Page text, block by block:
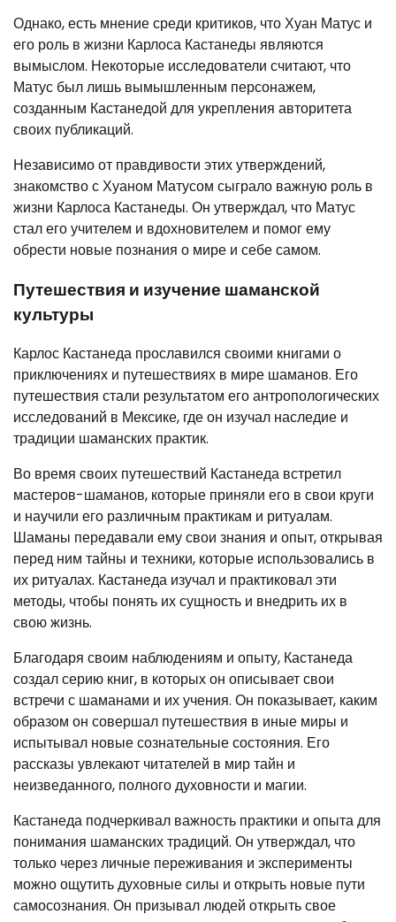
Однако, есть мнение среди критиков, что Хуан Матус и
его роль в жизни Карлоса Кастанеды являются
вымыслом. Некоторые исследователи считают, что
Матус был лишь вымышленным персонажем,
созданным Кастанедой для укрепления авторитета
своих публикаций.
Независимо от правдивости этих утверждений,
знакомство с Хуаном Матусом сыграло важную роль в
жизни Карлоса Кастанеды. Он утверждал, что Матус
стал его учителем и вдохновителем и помог ему
обрести новые познания о мире и себе самом.
Путешествия и изучение шаманской
культуры
Карлос Кастанеда прославился своими книгами о
приключениях и путешествиях в мире шаманов. Его
путешествия стали результатом его антропологических
исследований в Мексике, где он изучал наследие и
традиции шаманских практик.
Во время своих путешествий Кастанеда встретил
мастеров-шаманов, которые приняли его в свои круги
и научили его различным практикам и ритуалам.
Шаманы передавали ему свои знания и опыт, открывая
перед ним тайны и техники, которые использовались в
их ритуалах. Кастанеда изучал и практиковал эти
методы, чтобы понять их сущность и внедрить их в
свою жизнь.
Благодаря своим наблюдениям и опыту, Кастанеда
создал серию книг, в которых он описывает свои
встречи с шаманами и их учения. Он показывает, каким
образом он совершал путешествия в иные миры и
испытывал новые сознательные состояния. Его
рассказы увлекают читателей в мир тайн и
неизведанного, полного духовности и магии.
Кастанеда подчеркивал важность практики и опыта для
понимания шаманских традиций. Он утверждал, что
только через личные переживания и эксперименты
можно ощутить духовные силы и открыть новые пути
самосознания. Он призывал людей открыть свое